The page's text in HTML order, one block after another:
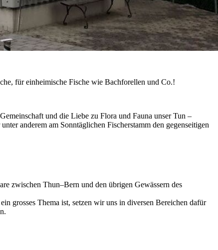
für einheimische Fische wie Bachforellen und Co.!
und die Liebe zu Flora und Fauna unser Tun –
anderem am Sonntäglichen Fischerstamm den gegenseitigen
zwischen Thun–Bern und den übrigen Gewässern des
grosses Thema ist, setzen wir uns in diversen Bereichen dafür